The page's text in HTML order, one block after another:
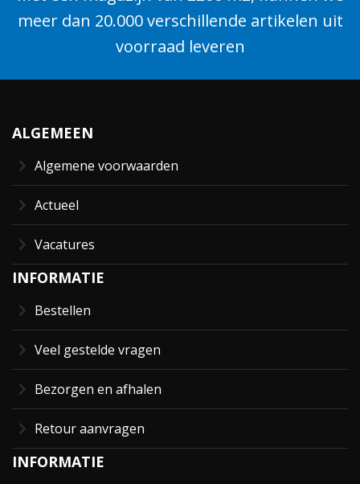
meer dan 20.000 verschillende artikelen uit
voorraad leveren
ALGEMEEN
Algemene voorwaarden
Actueel
Vacatures
INFORMATIE
Bestellen
Veel gestelde vragen
Bezorgen en afhalen
Retour aanvragen
INFORMATIE